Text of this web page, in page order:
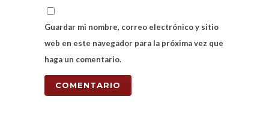
Guardar mi nombre, correo electrónico y sitio
web en este navegador para la próxima vez que
haga un comentario.